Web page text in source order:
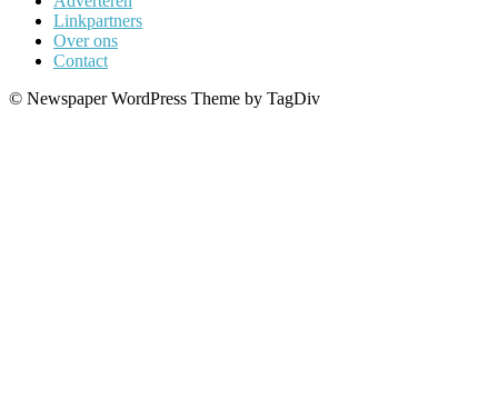
Linkpartners
Over ons
Contact
© Newspaper WordPress Theme by TagDiv